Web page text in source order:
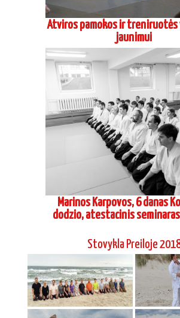
Atviros pamokos ir treniruotės
jaunimui
Marinos Karpovos, 6 danas
dodzio, atestacinis
Stovykla Preiloje